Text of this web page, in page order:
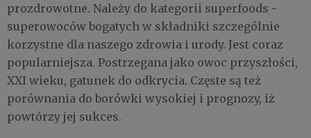
prozdrowotne. Należy do kategorii superfoods -
superowoców bogatych w składniki szczególnie
korzystne dla naszego zdrowia i urody. Jest coraz
popularniejsza. Postrzegana jako owoc przyszłości,
XXI wieku, gatunek do odkrycia. Częste są też
porównania do borówki wysokiej i prognozy, iż
powtórzy jej sukces.